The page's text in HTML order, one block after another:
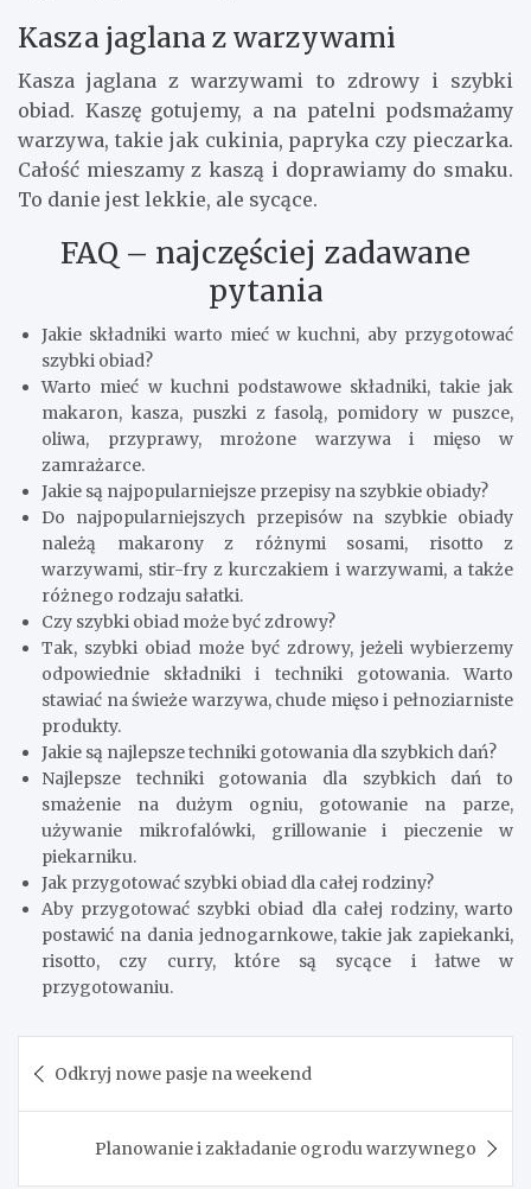
Kasza jaglana z warzywami
Kasza jaglana z warzywami to zdrowy i szybki
obiad. Kaszę gotujemy, a na patelni podsmażamy
warzywa, takie jak cukinia, papryka czy pieczarka.
Całość mieszamy z kaszą i doprawiamy do smaku.
To danie jest lekkie, ale sycące.
FAQ – najczęściej zadawane
pytania
Jakie składniki warto mieć w kuchni, aby przygotować
szybki obiad?
Warto mieć w kuchni podstawowe składniki, takie jak
makaron, kasza, puszki z fasolą, pomidory w puszce,
oliwa, przyprawy, mrożone warzywa i mięso w
zamrażarce.
Jakie są najpopularniejsze przepisy na szybkie obiady?
Do najpopularniejszych przepisów na szybkie obiady
należą makarony z różnymi sosami, risotto z
warzywami, stir-fry z kurczakiem i warzywami, a także
różnego rodzaju sałatki.
Czy szybki obiad może być zdrowy?
Tak, szybki obiad może być zdrowy, jeżeli wybierzemy
odpowiednie składniki i techniki gotowania. Warto
stawiać na świeże warzywa, chude mięso i pełnoziarniste
produkty.
Jakie są najlepsze techniki gotowania dla szybkich dań?
Najlepsze techniki gotowania dla szybkich dań to
smażenie na dużym ogniu, gotowanie na parze,
używanie mikrofalówki, grillowanie i pieczenie w
piekarniku.
Jak przygotować szybki obiad dla całej rodziny?
Aby przygotować szybki obiad dla całej rodziny, warto
postawić na dania jednogarnkowe, takie jak zapiekanki,
risotto, czy curry, które są sycące i łatwe w
przygotowaniu.
wpisu
Odkryj nowe pasje na weekend
Planowanie i zakładanie ogrodu warzywnego